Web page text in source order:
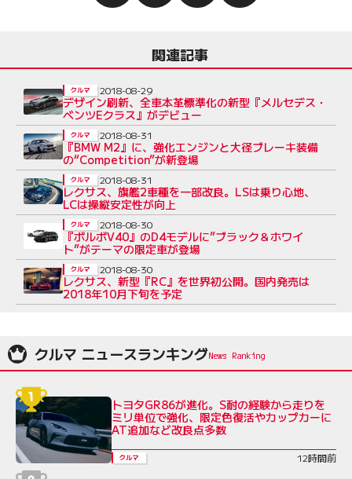
関連記事
デザイン刷新、全車本革標準化の新型『メルセデス・
ベンツEクラス』がデビュー
クルマ 2018-08-29
『BMW M2』に、強化エンジンと大径ブレーキ装備
の“Competition”が新登場
クルマ 2018-08-31
レクサス、旗艦2車種を一部改良。LSは乗り心地、
LCは操縦安定性が向上
クルマ 2018-08-31
『ボルボV40』のD4モデルに”ブラック＆ホワイ
ト”がテーマの限定車が登場
クルマ 2018-08-30
レクサス、新型『RC』を世界初公開。国内発売は
2018年10月下旬を予定
クルマ 2018-08-30
クルマ ニュースランキング
トヨタGR86が進化。S耐の経験から走りを
ミリ単位で強化、限定色復活やカップカーに
AT追加など改良点多数
クルマ 12時間前